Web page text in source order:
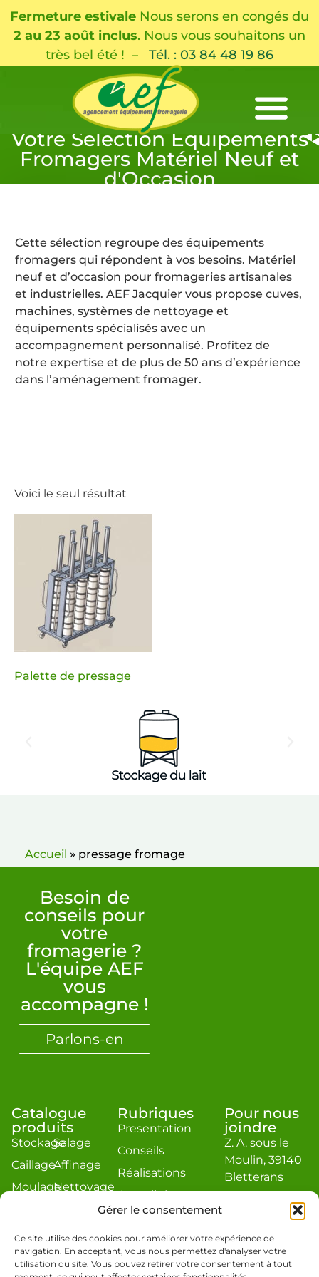
Gérer le consentement
Ce site utilise des cookies pour améliorer votre expérience de
navigation. En acceptant, vous nous permettez d'analyser votre
utilisation du site. Vous pouvez retirer votre consentement à tout
Fermeture estivale Nous serons en congés du
2 au 23 août inclus. Nous vous souhaitons un
très bel été ! – Tél. : 03 84 48 19 86
Votre Sélection Équipements
Fromagers Matériel Neuf et
d'Occasion
Cette sélection regroupe des équipements
fromagers qui répondent à vos besoins. Matériel
neuf et d’occasion pour fromageries artisanales
et industrielles. AEF Jacquier vous propose cuves,
machines, systèmes de nettoyage et
équipements spécialisés avec un
accompagnement personnalisé. Profitez de
notre expertise et de plus de 50 ans d’expérience
dans l’aménagement fromager.
Voici le seul résultat
Palette de pressage
Accueil » pressage fromage
Besoin de
conseils pour
votre
fromagerie ?
L'équipe AEF
vous
accompagne !
Parlons-en
Catalogue
produits
Stockage
Caillage
Moulage
Salage
Affinage
Nettoyage
Rubriques
Presentation
Conseils
Réalisations
Actualité
Estimation
Pour nous
joindre
Z. A. sous le
Moulin, 39140
Bletterans
jacquier.com
Téléphone : 03
84 48 19 86